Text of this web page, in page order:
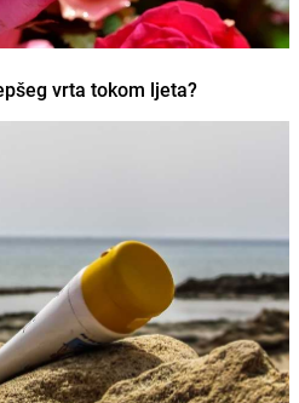
vrta tokom ljeta?